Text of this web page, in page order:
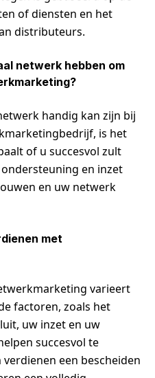
of diensten en het
distributeurs.
netwerk hebben om
handig kan zijn bij
is het
of u succesvol zult
en inzet
en uw netwerk
met
varieert
factoren, zoals het
uw inzet en uw
succesvol te
een bescheiden